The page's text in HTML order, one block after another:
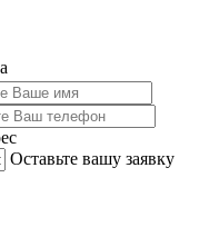
Оставьте вашу заявку